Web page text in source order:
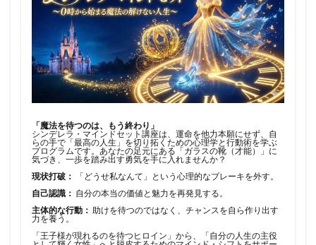
「魔法を待つのは、もう終わり」
シンデレラ・マインドセット講座は、運命を他力本願にせず、自
らの手で「最高の人生」を切り拓くための心理学と行動術を学ぶ
プログラムです。あなたの足元にある「ガラスの靴（才能）」に
気づき、一歩を踏み出す勇気を手に入れませんか？
現状打破：
「どうせ私なんて」という心理的なブレーキを外す。
自己認識： 自分の本当の価値と魅力を再発見する。
主体的な行動： 助けを待つのではなく、チャンスを自ら作り出す
力を養う。
「王子様が現れるのを待つヒロイン」から、「自分の人生の主役